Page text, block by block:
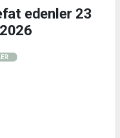
edenler 23